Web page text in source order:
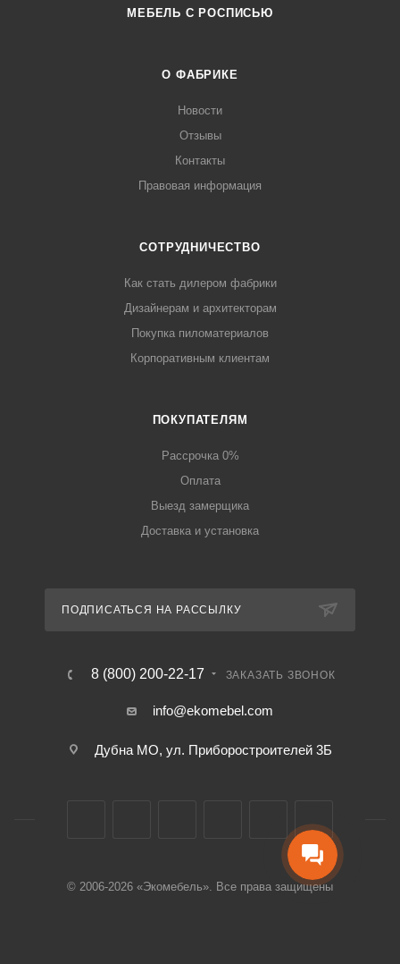
МЕБЕЛЬ С РОСПИСЬЮ
О ФАБРИКЕ
Новости
Отзывы
Контакты
Правовая информация
СОТРУДНИЧЕСТВО
Как стать дилером фабрики
Дизайнерам и архитекторам
Покупка пиломатериалов
Корпоративным клиентам
ПОКУПАТЕЛЯМ
Рассрочка 0%
Оплата
Выезд замерщика
Доставка и установка
ПОДПИСАТЬСЯ НА РАССЫЛКУ
8 (800) 200-22-17 ЗАКАЗАТЬ ЗВОНОК
info@ekomebel.com
Дубна МО, ул. Приборостроителей 3Б
© 2006-2026 «Экомебель». Все права защищены